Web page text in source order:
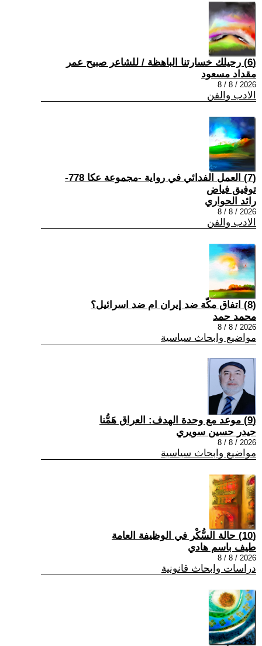
(6) رحيلك خسارتنا الباهظة / للشاعر صبيح عمر
مقداد مسعود
2026 / 8 / 8
الادب والفن
(7) العمل الفدائي في رواية -مجموعة عكا 778-
توفيق فياض
رائد الحواري
2026 / 8 / 8
الادب والفن
(8) اتفاق مكّة ضد إيران ام ضد اسرائيل؟
محمد حمد
2026 / 8 / 8
مواضيع وابحاث سياسية
(9) موعد مع وحدة الهدف: العراق هَمُّنا
حيدر حسين سويري
2026 / 8 / 8
مواضيع وابحاث سياسية
(10) حالة السُّكْر في الوظيفة العامة
طيف باسم هادي
2026 / 8 / 8
دراسات وابحاث قانونية